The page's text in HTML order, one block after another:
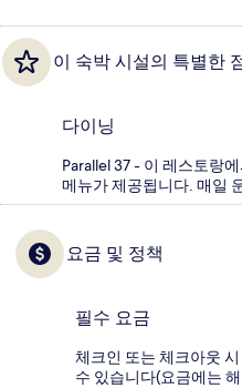
이 숙박 시설의 특별한
다이닝
Parallel 37 - 이 레스토랑
메뉴가 제공됩니다. 매일
요금 및 정책
필수 요금
체크인 또는 체크아웃
수 있습니다(요금에는